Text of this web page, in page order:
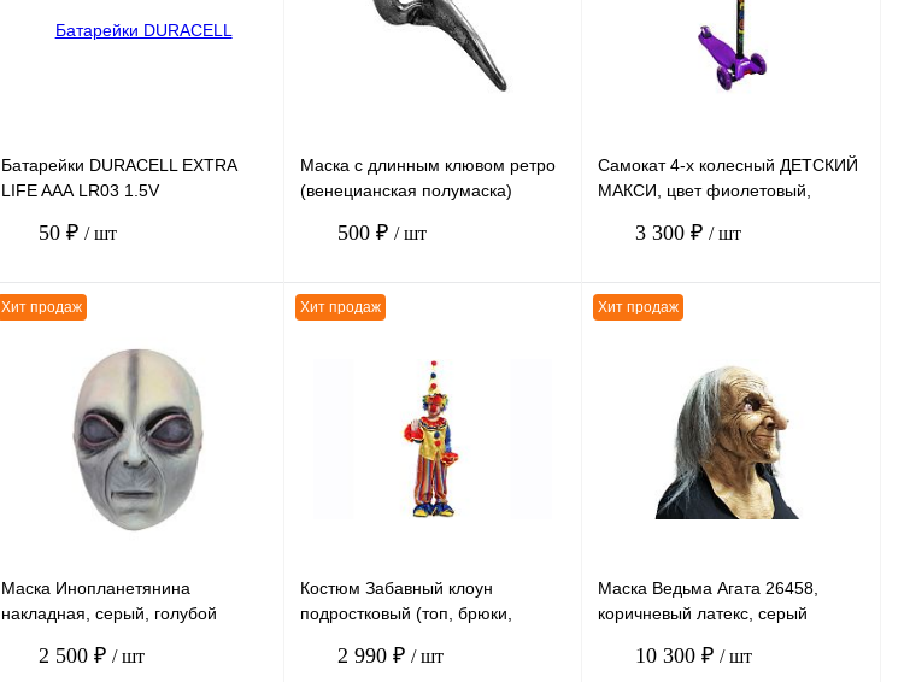
наличии
В избранное
наличии
наличии
Батарейки DURACELL EXTRA
LIFE AАА LR03 1.5V
ПОШТУЧНО !!!
50 ₽ / шт
К сравнению
В избранное
наличии
Маска с длинным клювом ретро
(венецианская полумаска)
27 см500 ₽ / шт
наличии
Самокат 4-х колесный ДЕТСКИЙ
МАКСИ, цвет фиолетовый,
3 300 ₽/ шт
К сравнению
В избранное
наличии
Хит продаж
Маска Инопланетянина
накладная, серый, голубой
2 500 ₽ / шт
Хит продаж
Костюм Забавный клоун
подростковый (топ, брюки,
красный ПЭ, размер XL
2 990 ₽ / шт
Хит продаж
Маска Ведьма Агата 26458,
коричневый латекс, серый
размера10 300 ₽/ шт